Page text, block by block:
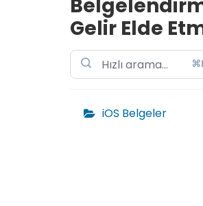
Gelir Elde
iOS Belgeler